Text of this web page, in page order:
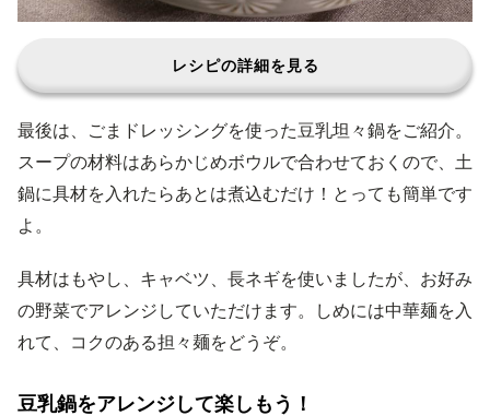
レシピの詳細を見る
最後は、ごまドレッシングを使った豆乳坦々鍋をご紹介。
スープの材料はあらかじめボウルで合わせておくので、土
鍋に具材を入れたらあとは煮込むだけ！とっても簡単です
よ。
具材はもやし、キャベツ、長ネギを使いましたが、お好み
の野菜でアレンジしていただけます。しめには中華麺を入
れて、コクのある担々麺をどうぞ。
豆乳鍋をアレンジして楽しもう！